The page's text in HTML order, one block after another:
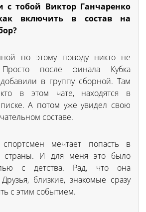
тобой Виктор Ганчаренко
включить в состав на
по этому поводу никто не
Просто после финала Кубка
в группу сборной. Там
в этом чате, находятся в
А потом уже увидел свою
составе.
мечтает попасть в
страны. И для меня это было
с детства. Рад, что она
близкие, знакомые сразу
с этим событием.